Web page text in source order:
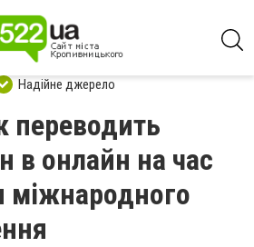
Надійне джерело
переводить
в онлайн на час
міжнародного